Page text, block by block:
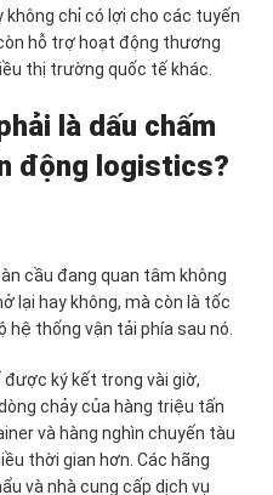
chỉ có lợi cho các tuyến
hỗ trợ hoạt động thương
thị trường quốc tế khác.
là dấu chấm
động logistics?
cầu đang quan tâm không
lại hay không, mà còn là tốc
thống vận tải phía sau nó.
ký kết trong vài giờ,
chảy của hàng triệu tấn
và hàng nghìn chuyến tàu
thời gian hơn. Các hãng
và nhà cung cấp dịch vụ